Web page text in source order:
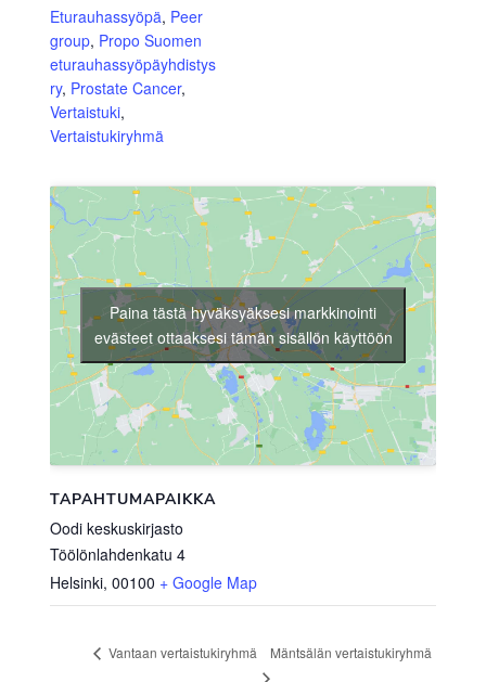
Eturauhassyöpä, Peer
group, Propo Suomen
eturauhassyöpäyhdistys
ry, Prostate Cancer,
Vertaistuki,
Vertaistukiryhmä
TAPAHTUMAPAIKKA
Oodi keskuskirjasto
Töölönlahdenkatu 4
Helsinki, 00100 + Google Map
Paina tästä hyväksyäksesi markkinointi
evästeet ottaaksesi tämän sisällön käyttöön
Vantaan vertaistukiryhmä Mäntsälän vertaistukiryhmä